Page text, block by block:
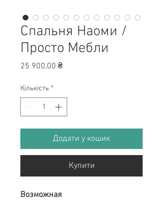
Спальня Наоми /
Просто Мебли
25 900,00 ₴Ціна
Кількість *
Додати у кошик
Купити
Возможная